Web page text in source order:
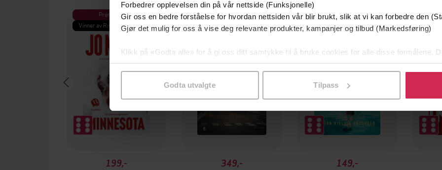
Forbedrer opplevelsen din på vår nettside (Funksjonelle)
Gir oss en bedre forståelse for hvordan nettsiden vår blir brukt, slik at vi kan forbedre den
Gjør det mulig for oss å vise deg relevante produkter, kampanjer og tilbud (Markedsføring)
Klikk på «Godta alle» for å gi oss ditt samtykke til å bruke cookies for alle disse formålene.
samtykke til spesifikke formål ved å klikke på «Tilpass». Du kan når som helst trekke
Godta utvalgte Tilpass
Premium
Vinner av Rivertonprisen
199,-
Premium
Første gang på tilbud
349,-
Premium
149,-